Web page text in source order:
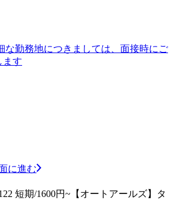
な勤務地につきましては、面接時にご
ます
に進む
短期/1600円~【オートアールズ】タ